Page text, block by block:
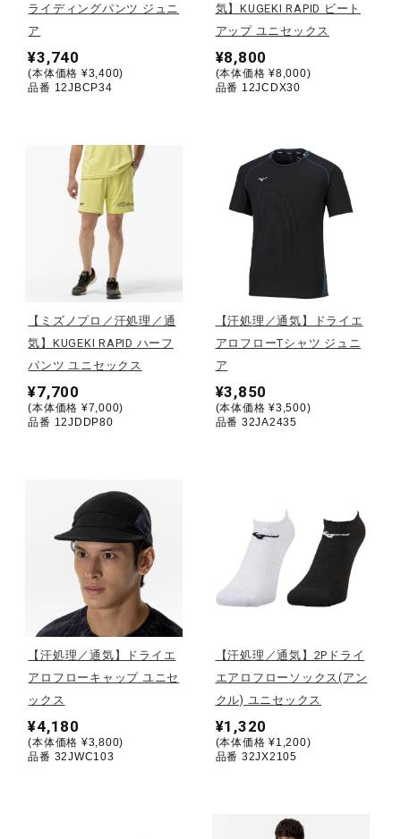
バレーボール
テニス／ソフトテニス
バドミントン
陸上競技
ソフトボール
柔道
ウィンタースポーツ
ウォーキングシューズ
ライディングパンツ ジュニ
ア
¥3,740
(本体価格 ¥3,400)
品番 12JBCP34
気】KUGEKI RAPID ビート
アップ ユニセックス
¥8,800
(本体価格 ¥8,000)
品番 12JCDX30
【ミズノプロ／汗処理／通
気】KUGEKI RAPID ハーフ
パンツ ユニセックス
¥7,700
(本体価格 ¥7,000)
品番 12JDDP80
【汗処理／通気】ドライエ
アロフローTシャツ ジュニ
ア
¥3,850
(本体価格 ¥3,500)
品番 32JA2435
【汗処理／通気】ドライエ
アロフローキャップ ユニセ
ックス
¥4,180
(本体価格 ¥3,800)
品番 32JWC103
【汗処理／通気】2Pドライ
エアロフローソックス(アン
クル) ユニセックス
¥1,320
(本体価格 ¥1,200)
品番 32JX2105